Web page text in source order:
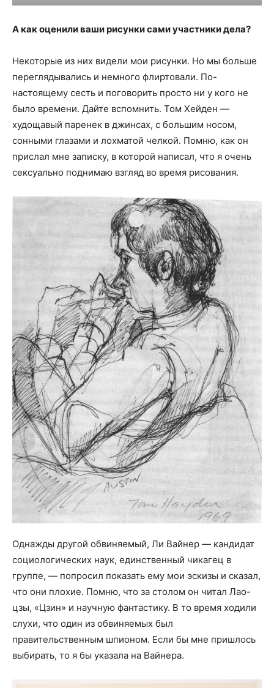
А как оценили ваши рисунки сами участники дела?
Некоторые из них видели мои рисунки. Но мы больше
переглядывались и немного флиртовали. По-
настоящему сесть и поговорить просто ни у кого не
было времени. Дайте вспомнить. Том Хейден —
худощавый паренек в джинсах, с большим носом,
сонными глазами и лохматой челкой. Помню, как он
прислал мне записку, в которой написал, что я очень
сексуально поднимаю взгляд во время рисования.
Однажды другой обвиняемый, Ли Вайнер — кандидат
социологических наук, единственный чикагец в
группе, — попросил показать ему мои эскизы и сказал,
что они плохие. Помню, что за столом он читал Лао-
цзы, «Цзин» и научную фантастику. В то время ходили
слухи, что один из обвиняемых был
правительственным шпионом. Если бы мне пришлось
выбирать, то я бы указала на Вайнера.